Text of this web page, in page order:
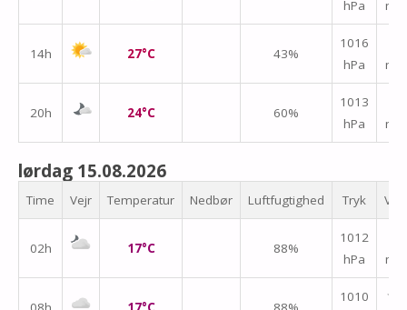
hPa
m/s
14h 27°C 43%
1016
hPa
m/s
20h 24°C 60%
1013
hPa
m/s
lørdag 15.08.2026
Time Vejr Temperatur Nedbør Luftfugtighed Tryk
02h 17°C 88%
1012
hPa
m/s
1010
↑